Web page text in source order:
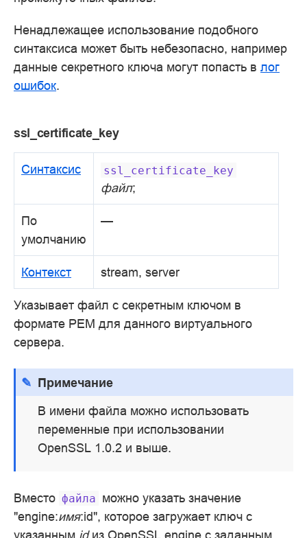
Ненадлежащее использование подобного
синтаксиса может быть небезопасно, например
данные секретного ключа могут попасть в лог
ошибок.
ssl_certificate_key
Синтаксис ssl_certificate_key
файл;
По
умолчанию
—
Контекст stream, server
Указывает файл с секретным ключом в
формате PEM для данного виртуального
сервера.
Примечание
В имени файла можно использовать
переменные при использовании
OpenSSL 1.0.2 и выше.
Вместо файла можно указать значение
"engine:имя:id", которое загружает ключ с
указанным idиз OpenSSL engine с заданным